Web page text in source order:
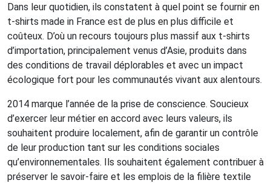
Dans leur quotidien, ils constatent à quel point se fournir en
t-shirts made in France est de plus en plus difficile et
coûteux. D’où un recours toujours plus massif aux t-shirts
d’importation, principalement venus d’Asie, produits dans
des conditions de travail déplorables et avec un impact
écologique fort pour les communautés vivant aux alentours.
2014 marque l’année de la prise de conscience. Soucieux
d’exercer leur métier en accord avec leurs valeurs, ils
souhaitent produire localement, afin de garantir un contrôle
de leur production tant sur les conditions sociales
qu’environnementales. Ils souhaitent également contribuer à
préserver le savoir-faire et les emplois de la filière textile